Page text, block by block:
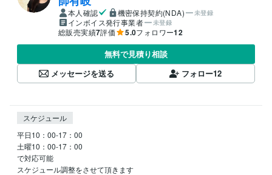
本人確認 機密保持契約(NDA) 未登録
インボイス発行事業者 未登録
総販売実績7評価 5.0フォロワー12
無料で見積り相談
メッセージを送る
フォロー12
スケジュール
平日10：00-17：00
土曜10：00-17：00
で対応可能
スケジュール調整をさせて頂きます